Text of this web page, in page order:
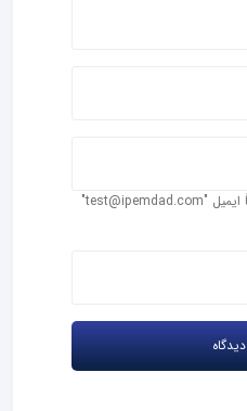
در صورتی که ایمیل ندارید، لطفاً ایمیل "test@ipemdad.com"